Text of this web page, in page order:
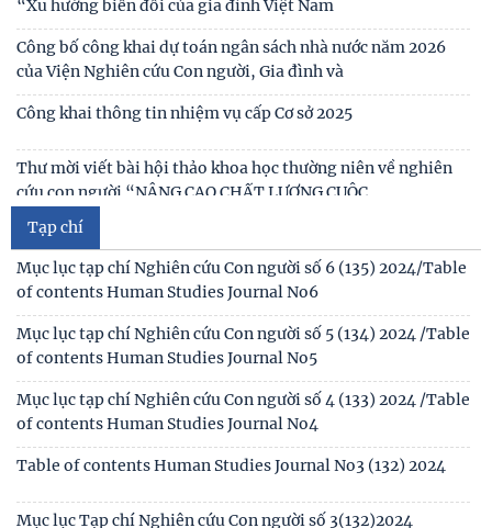
Viện Hàn lâm Khoa học xã hội Việt Nam và Học viện Chính
trị và Hành chính quốc gia Lào ký Thỏa
Chủ tịch Viện Hàn lâm Khoa học xã hội Việt Nam thăm và
làm việc tại Viện Khoa học Kinh tế và Xã hội
Thư mời viết bài tham gia Hội thảo khoa học “Chăm sóc,
giáo dục trẻ em trong kỷ nguyên số”
Thư mời viết bài Hội thảo khoa học quốc tế “Gia đình Châu
Thư mời viết báo cáo tham luận Hội thảo khoa học quốc gia
“Xu hướng biến đổi của gia đình Việt Nam
Công bố công khai dự toán ngân sách nhà nước năm 2026
của Viện Nghiên cứu Con người, Gia đình và
Thư mời viết bài hội thảo khoa học thường niên về nghiên
cứu con người “NÂNG CAO CHẤT LƯỢNG CUỘC
Thông báo triệu tập thí sinh đủ điều kiện, tiêu chuẩn, tham
gia sát hạch trình độ hiểu biết chung
bằng, chứng chỉ đối với thí sinh đăng ký dự
Tạp chí
Mục lục tạp chí Nghiên cứu Con người số 6 (135) 2024/Table